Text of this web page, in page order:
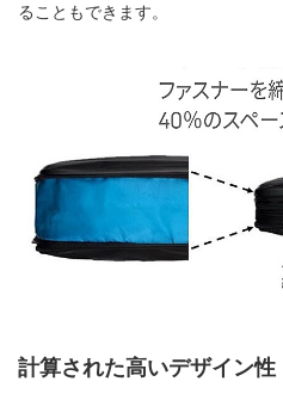
ることもできます。
計算された高いデザイン性